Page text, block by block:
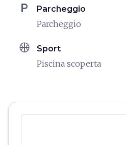
local_parking Parcheggio
Parcheggio
sports_basketball Sport
Piscina scoperta